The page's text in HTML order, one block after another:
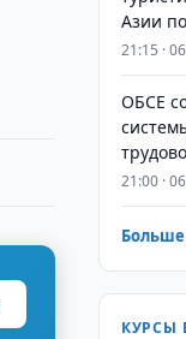
Азии
21:15 ·
ОБСЕ
21:00 ·
КУРСЫ